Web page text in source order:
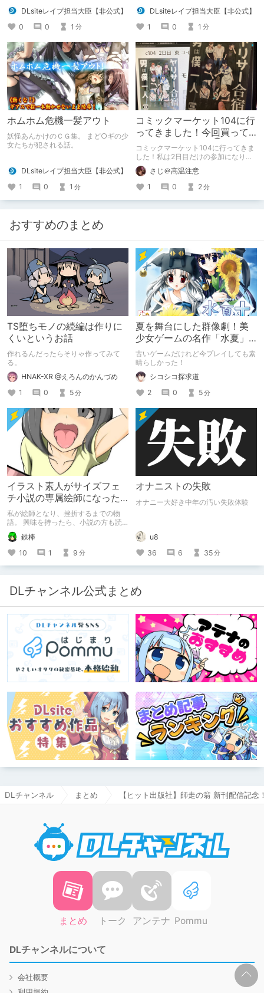
ン。
DLsiteレイプ担当大臣【非公式】
0
0 1 分
DLsiteレイプ担当大臣【非公式】
1
0 1 分
ホムホム危機一髪アウト
妖怪あんかけのＣＧ集。 まど○ギの少
女たちが犯される話。
DLsiteレイプ担当大臣【非公式】
1
0 1 分
コミックマーケット104に行
ってきました！今回買って
きた作品を紹介！③
コミックマーケット104に行ってきま
した！私は2日目だけの参加になりま
したが、やっぱり楽しかったです！
今回はその買ってきた新刊の紹介をし
たいと思います。 そして今回はその
第三弾！これで紹介は最後になります
ので、是非見てください！
さじ＠高温注意
1
0 2分
おすすめのまとめ
TS堕ちモノの続編は作りに
くいというお話
作れるんだったらそりゃ作ってみて
る。
HNAK-XR @えろんのかんづめ
1
0 5分
夏を舞台にした群像劇！美
少女ゲームの名作「水夏」
を今こそ！
古いゲームだけれど今プレイしても素
晴らしかった！
シコシコ探求道
2
0 5分
イラスト素人がサイズフェ
チ小説の専属絵師になった
お話
私が絵師となり、挫折するまでの物
語。 興味を持ったら、小説の方も読
んで欲しいなって感じ 私の絵を使っ
てくれてる小説書きさんのページＵＲ
Ｌ
https://www.pixiv.net/users/341489
73/novels?p=1
鉄棒
10
1 9 分
オナニストの失敗
オナニー大好き中年の汚い失敗体験
u8
36
6 35分
DLチャンネル公式まとめ
DLチャンネル まとめ 【ヒット出版社】師走の翁 新刊配信記
まとめ トーク アンテナ Pommu
DLチャンネルについて
会社概要